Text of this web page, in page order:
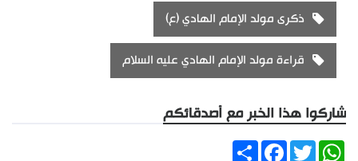
ذكرى مولد الإمام الهادي (ع)
قراءة مولد الإمام الهادي عليه السلام
شاركوا هذا الخبر مع أصدقائكم
ShareFacebookTwitter
WhatsApp